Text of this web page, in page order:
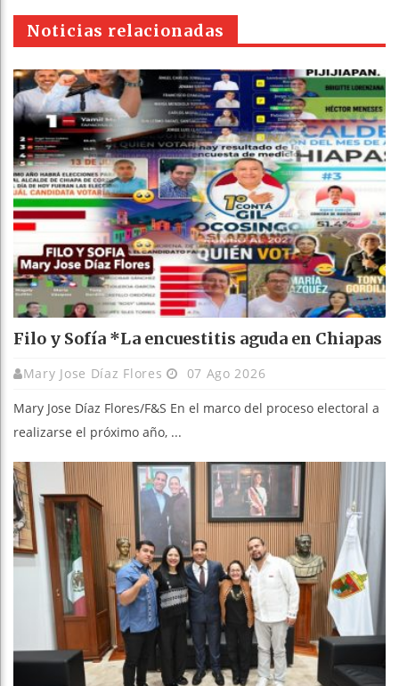
pt
Noticias relacionadas
Filo y Sofía *La encuestitis aguda en Chiapas
Mary Jose Díaz Flores 07 Ago 2026
Mary Jose Díaz Flores/F&S En el marco del proceso electoral a
realizarse el próximo año, ...